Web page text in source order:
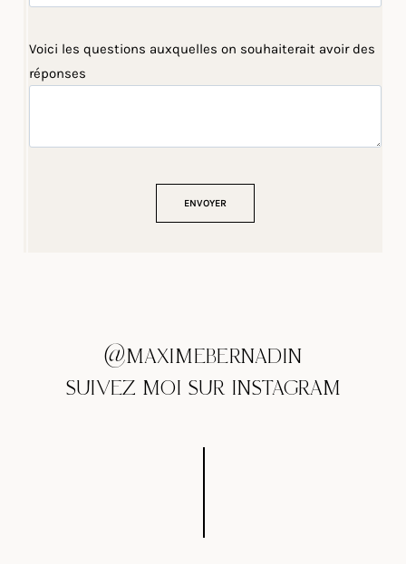
Voici les questions auxquelles on souhaiterait avoir des
réponses
@MAXIMEBERNADIN
SUIVEZ MOI SUR INSTAGRAM